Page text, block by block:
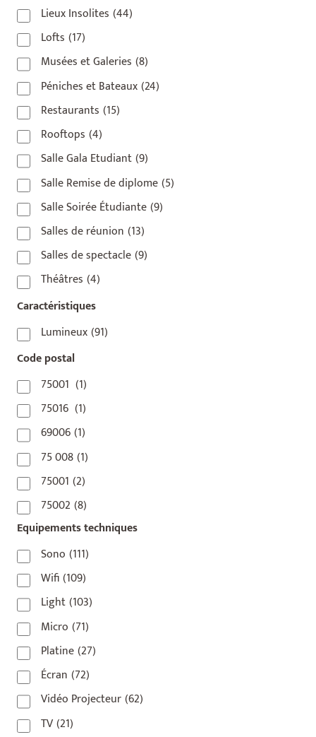
Lieux Insolites (44)
Lofts (17)
Musées et Galeries (8)
Péniches et Bateaux(24)
Restaurants (15)
Rooftops (4)
Salle Gala Etudiant(9)
Salle Remise de diplome(5)
Salle Soirée Étudiante(9)
Salles de réunion (13)
Salles de spectacle(9)
Théâtres (4)
Caractéristiques
Lumineux(91)
Code postal
75001 (1)
75016 (1)
69006(1)
75 008(1)
75001 (2)
75002 (8)
75003(1)
75004(2)
75006 (5)
75007(7)
75008 (17)
75009(5)
75010 (9)
75011 (17)
75012(8)
Equipements techniques
Sono (111)
Wifi(109)
Light(103)
Micro (71)
Platine(27)
Écran (72)
Vidéo Projecteur(62)
TV(21)